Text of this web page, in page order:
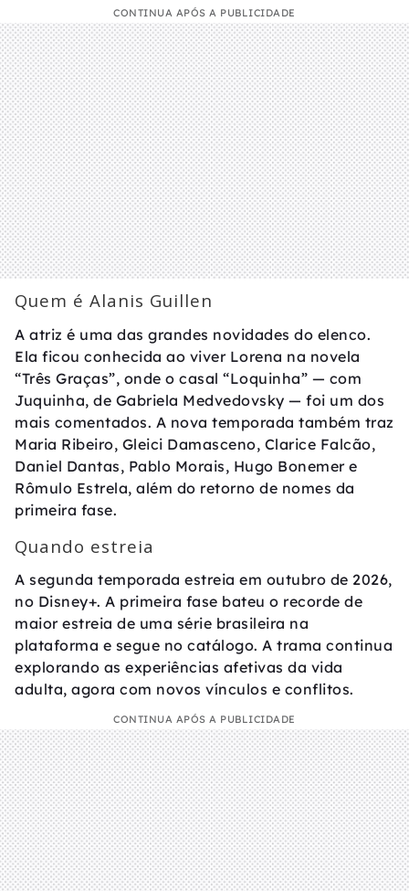
CONTINUA APÓS A PUBLICIDADE
Quem é Alanis Guillen
A atriz é uma das grandes novidades do elenco.
Ela ficou conhecida ao viver Lorena na novela
“Três Graças”, onde o casal “Loquinha” — com
Juquinha, de Gabriela Medvedovsky — foi um dos
mais comentados. A nova temporada também traz
Maria Ribeiro, Gleici Damasceno, Clarice Falcão,
Daniel Dantas, Pablo Morais, Hugo Bonemer e
Rômulo Estrela, além do retorno de nomes da
primeira fase.
Quando estreia
A segunda temporada estreia em outubro de 2026,
no Disney+. A primeira fase bateu o recorde de
maior estreia de uma série brasileira na
plataforma e segue no catálogo. A trama continua
explorando as experiências afetivas da vida
adulta, agora com novos vínculos e conflitos.
CONTINUA APÓS A PUBLICIDADE